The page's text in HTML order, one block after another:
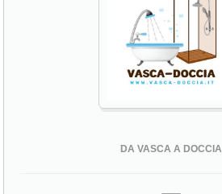
DA VASCA A DOCCIA